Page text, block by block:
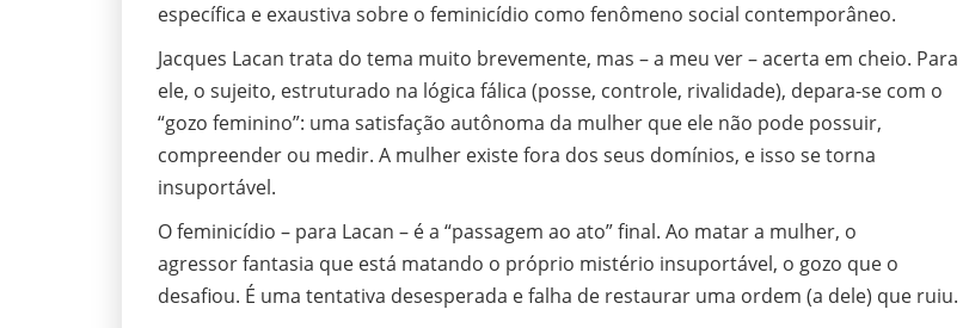
específica e exaustiva sobre o feminicídio como fenômeno social contemporâneo.
Jacques Lacan trata do tema muito brevemente, mas – a meu ver – acerta em cheio. Para
ele, o sujeito, estruturado na lógica fálica (posse, controle, rivalidade), depara-se com o
“gozo feminino”: uma satisfação autônoma da mulher que ele não pode possuir,
compreender ou medir. A mulher existe fora dos seus domínios, e isso se torna
insuportável.
O feminicídio – para Lacan – é a “passagem ao ato” final. Ao matar a mulher, o
agressor fantasia que está matando o próprio mistério insuportável, o gozo que o
desafiou. É uma tentativa desesperada e falha de restaurar uma ordem (a dele) que ruiu.